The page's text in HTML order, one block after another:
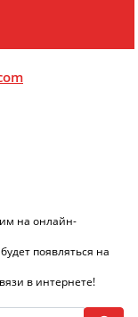
на онлайн-
появляться на
в интернете!